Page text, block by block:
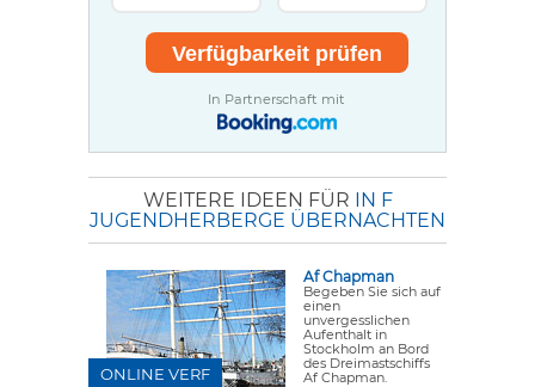
In Partnerschaft mit
WEITERE IDEEN FÜR IN F
JUGENDHERBERGE ÜBERNACHTEN
Af Chapman
Begeben Sie sich auf
einen
unvergesslichen
Aufenthalt in
Stockholm an Bord
des Dreimastschiffs
Af Chapman.
ONLINE VERF